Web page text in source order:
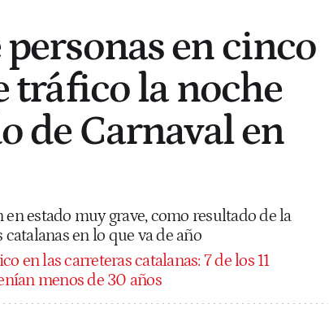
en cinco
tráfico la noche
de Carnaval en
estado muy grave, como resultado de la
en lo que va de año
en las carreteras catalanas: 7 de los 11
menos de 30 años